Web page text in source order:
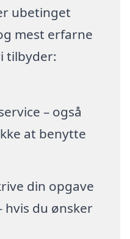
ubetinget
mest erfarne
tilbyder:
– også
at benytte
din opgave
hvis du ønsker